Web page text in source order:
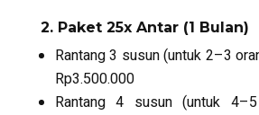
2. Paket 25x Antar (1 Bulan)
Rantang 3 susun (untuk 2–3
Rp3.500.000
Rantang 4 susun (untuk